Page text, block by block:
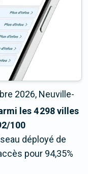
2026, Neuville-
les 4 298 villes
100
déployé de
pour 94,35%